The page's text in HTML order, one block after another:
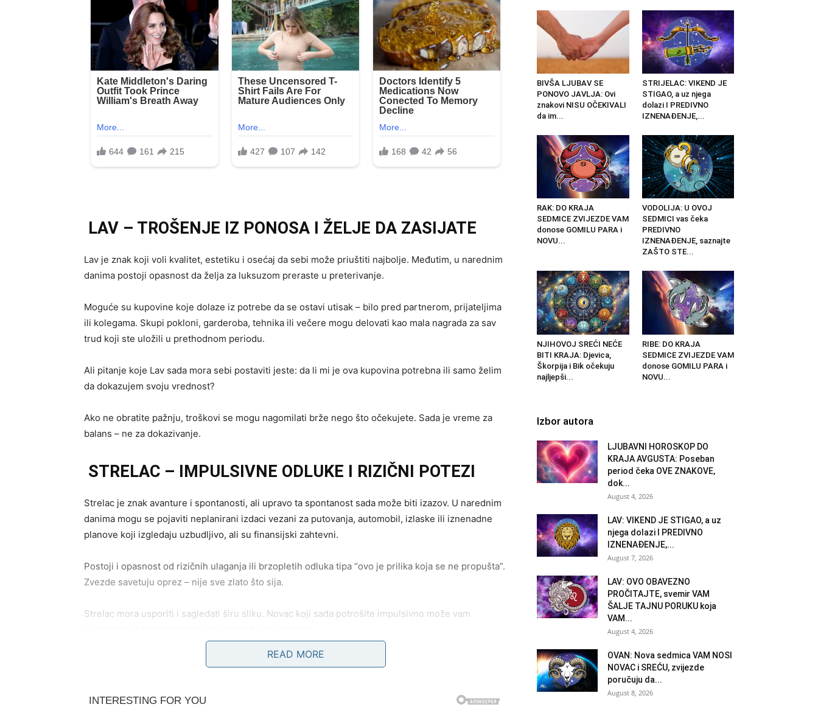
LAV – TROŠENJE IZ PONOSA I ŽELJE DA ZASIJATE
Lav je znak koji voli kvalitet, estetiku i osećaj da sebi može priuštiti najbolje. Međutim, u narednim
danima postoji opasnost da želja za luksuzom preraste u preterivanje.
Moguće su kupovine koje dolaze iz potrebe da se ostavi utisak – bilo pred partnerom, prijateljima
ili kolegama. Skupi pokloni, garderoba, tehnika ili večere mogu delovati kao mala nagrada za sav
trud koji ste uložili u prethodnom periodu.
Ali pitanje koje Lav sada mora sebi postaviti jeste: da li mi je ova kupovina potrebna ili samo želim
da dokazujem svoju vrednost?
Ako ne obratite pažnju, troškovi se mogu nagomilati brže nego što očekujete. Sada je vreme za
balans – ne za dokazivanje.
STRELAC – IMPULSIVNE ODLUKE I RIZIČNI POTEZI
Strelac je znak avanture i spontanosti, ali upravo ta spontanost sada može biti izazov. U narednim
danima mogu se pojaviti neplanirani izdaci vezani za putovanja, automobil, izlaske ili iznenadne
planove koji izgledaju uzbudljivo, ali su finansijski zahtevni.
Postoji i opasnost od rizičnih ulaganja ili brzopletih odluka tipa “ovo je prilika koja se ne propušta”.
Zvezde savetuju oprez – nije sve zlato što sija.
Strelac mora usporiti i sagledati širu sliku. Novac koji sada potrošite impulsivno može vam
RIBE – EMOTIVNO TROŠENJE I PREVELIKA
READ MORE
BIVŠA LJUBAV SE
PONOVO JAVLJA: Ovi
znakovi NISU OČEKIVALI
da im...
STRIJELAC: VIKEND JE
STIGAO, a uz njega
dolazi I PREDIVNO
IZNENAĐENJE,...
RAK: DO KRAJA
SEDMICE ZVIJEZDE VAM
donose GOMILU PARA i
NOVU...
VODOLIJA: U OVOJ
SEDMICI vas čeka
PREDIVNO
IZNENAĐENJE, saznajte
ZAŠTO STE...
NJIHOVOJ SREĆI NEĆE
BITI KRAJA: Djevica,
Škorpija i Bik očekuju
najljepši...
RIBE: DO KRAJA
SEDMICE ZVIJEZDE VAM
donose GOMILU PARA i
NOVU...
Izbor autora
LJUBAVNI HOROSKOP DO
KRAJA AVGUSTA: Poseban
period čeka OVE ZNAKOVE,
dok...
August 4, 2026
LAV: VIKEND JE STIGAO, a uz
njega dolazi I PREDIVNO
IZNENAĐENJE,...
August 7, 2026
LAV: OVO OBAVEZNO
PROČITAJTE, svemir VAM
ŠALJE TAJNU PORUKU koja
VAM...
August 4, 2026
OVAN: Nova sedmica VAM NOSI
NOVAC i SREĆU, zvijezde
poručuju da...
August 8, 2026